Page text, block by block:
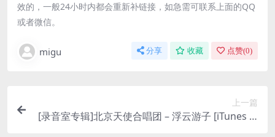
效的，一般24小时内都会重新补链接，如急需可联系上面的QQ
或者微信。
migu 分享 收藏 点赞(0)
上一篇
[录音室专辑]北京天使合唱团 – 浮云游子 [iTunes Pl